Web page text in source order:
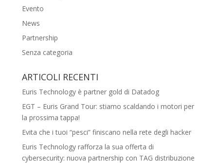
Evento
News
Partnership
Senza categoria
ARTICOLI RECENTI
Euris Technology è partner gold di Datadog
EGT – Euris Grand Tour: stiamo scaldando i motori per
la prossima tappa!
Evita che i tuoi “pesci” finiscano nella rete degli hacker
Euris Technology rafforza la sua offerta di
cybersecurity: nuova partnership con TAG distribuzione